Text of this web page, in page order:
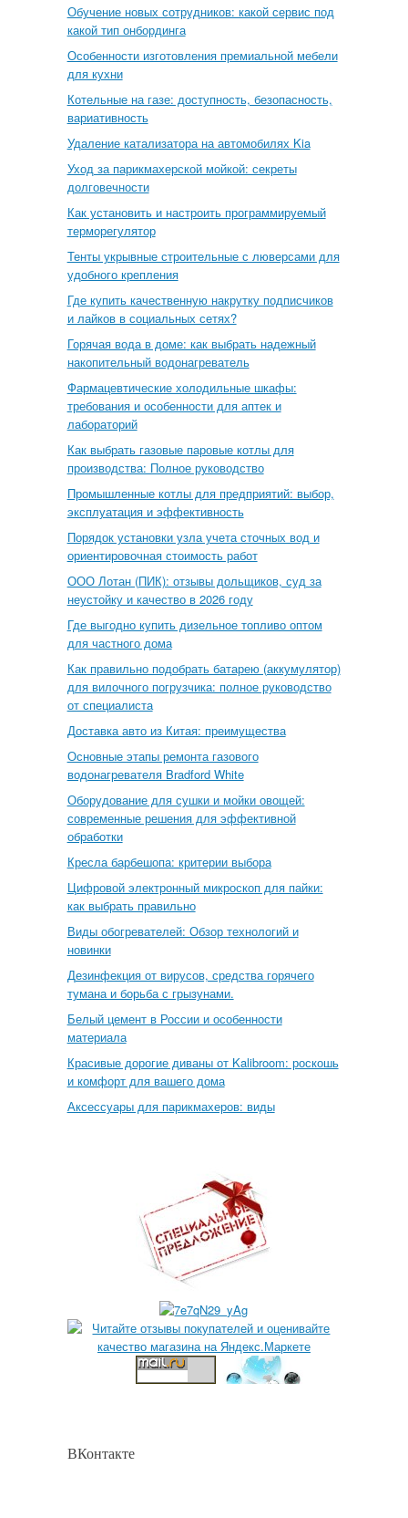
Обучение новых сотрудников: какой сервис под
какой тип онбординга
Особенности изготовления премиальной мебели
для кухни
Котельные на газе: доступность, безопасность,
вариативность
Удаление катализатора на автомобилях Kia
Уход за парикмахерской мойкой: секреты
долговечности
Как установить и настроить программируемый
терморегулятор
Тенты укрывные строительные с люверсами для
удобного крепления
Где купить качественную накрутку подписчиков
и лайков в социальных сетях?
Горячая вода в доме: как выбрать надежный
накопительный водонагреватель
Фармацевтические холодильные шкафы:
требования и особенности для аптек и
лабораторий
Как выбрать газовые паровые котлы для
производства: Полное руководство
Промышленные котлы для предприятий: выбор,
эксплуатация и эффективность
Порядок установки узла учета сточных вод и
ориентировочная стоимость работ
ООО Лотан (ПИК): отзывы дольщиков, суд за
неустойку и качество в 2026 году
Где выгодно купить дизельное топливо оптом
для частного дома
Как правильно подобрать батарею (аккумулятор)
для вилочного погрузчика: полное руководство
от специалиста
Доставка авто из Китая: преимущества
Основные этапы ремонта газового
водонагревателя Bradford White
Оборудование для сушки и мойки овощей:
современные решения для эффективной
обработки
Кресла барбешопа: критерии выбора
Цифровой электронный микроскоп для пайки:
как выбрать правильно
Виды обогревателей: Обзор технологий и
новинки
Дезинфекция от вирусов, средства горячего
тумана и борьба с грызунами.
Белый цемент в России и особенности
материала
Красивые дорогие диваны от Kalibroom: роскошь
и комфорт для вашего дома
Аксессуары для парикмахеров: виды
ВКонтакте